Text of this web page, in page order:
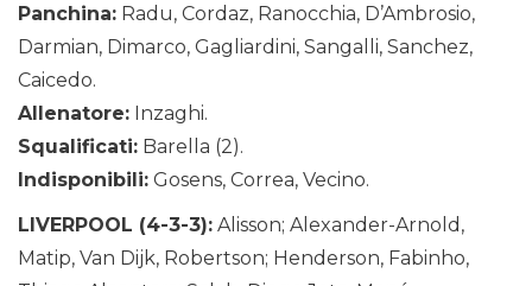
Panchina: Radu, Cordaz, Ranocchia, D’Ambrosio,
Darmian, Dimarco, Gagliardini, Sangalli, Sanchez,
Caicedo.
Allenatore: Inzaghi.
Squalificati: Barella (2).
Indisponibili: Gosens, Correa, Vecino.
LIVERPOOL (4-3-3): Alisson; Alexander-Arnold,
Matip, Van Dijk, Robertson; Henderson, Fabinho,